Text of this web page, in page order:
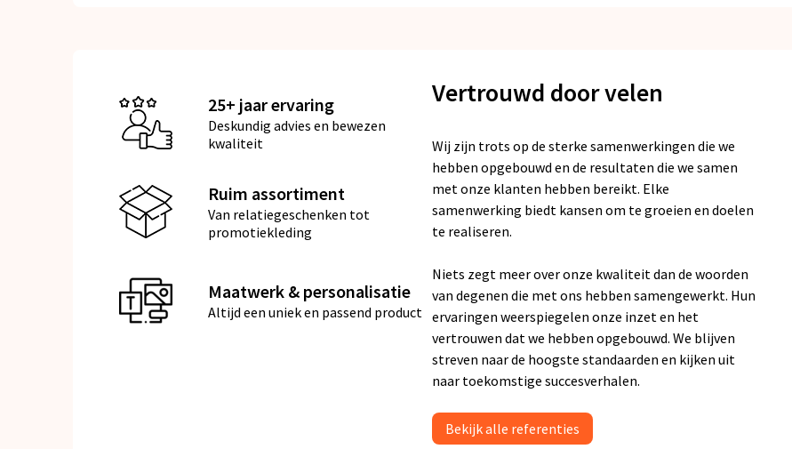
25+ jaar ervaring
Deskundig advies en bewezen
kwaliteit
Ruim assortiment
Van relatiegeschenken tot
promotiekleding
Maatwerk & personalisatie
Altijd een uniek en passend product
Vertrouwd door velen
Wij zijn trots op de sterke samenwerkingen die we
hebben opgebouwd en de resultaten die we samen
met onze klanten hebben bereikt. Elke
samenwerking biedt kansen om te groeien en doelen
te realiseren.
Niets zegt meer over onze kwaliteit dan de woorden
van degenen die met ons hebben samengewerkt. Hun
ervaringen weerspiegelen onze inzet en het
vertrouwen dat we hebben opgebouwd. We blijven
streven naar de hoogste standaarden en kijken uit
naar toekomstige succesverhalen.
Bekijk alle referenties